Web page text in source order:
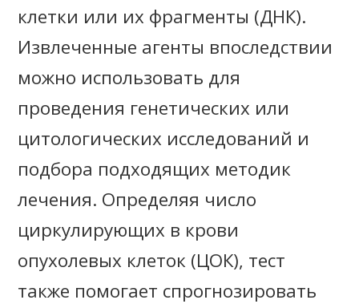
клетки или их фрагменты (ДНК).
Извлеченные агенты впоследствии
можно использовать для
проведения генетических или
цитологических исследований и
подбора подходящих методик
лечения. Определяя число
циркулирующих в крови
опухолевых клеток (ЦОК), тест
также помогает спрогнозировать